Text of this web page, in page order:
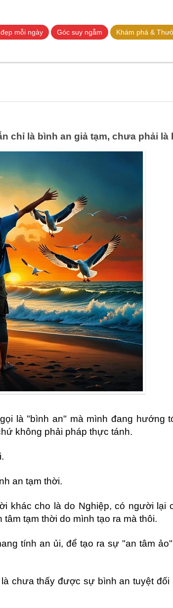
mỗi ngày Góc suy ngẫm Khám phá &
chỉ là bình an giả tạm, chưa phải là
là "bình an" mà mình đang hướng
không phải pháp thực tánh.
an tạm thời.
khác cho là do Nghiệp, có người lại
tạm thời do mình tạo ra mà thôi.
tính an ủi, để tạo ra sự "an tâm
chưa thấy được sự bình an tuyệt